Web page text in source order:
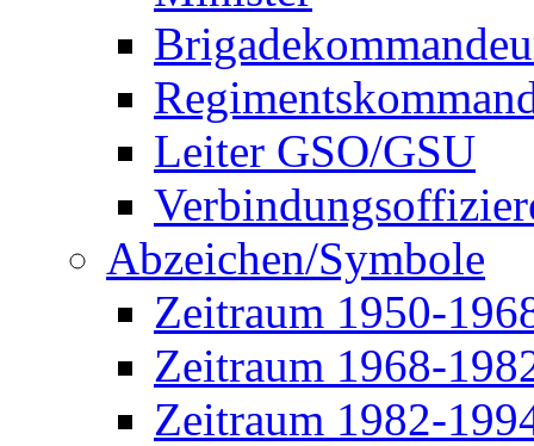
Leiter GSO/GSU
Abzeichen/Symbole
Zeitraum 1950-
Zeitraum 1968-
Zeitraum 1982-